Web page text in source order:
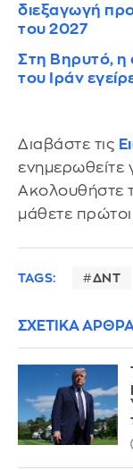
διεξαγωγή
του 2027
Στη Βηρυτό, η
του Ιράν
Διαβάστε τις
ενημερωθείτε
Ακολουθήστε
μάθετε πρώτοι
TAGS: ΔΝΤ
ΣΧΕΤΙΚΑ